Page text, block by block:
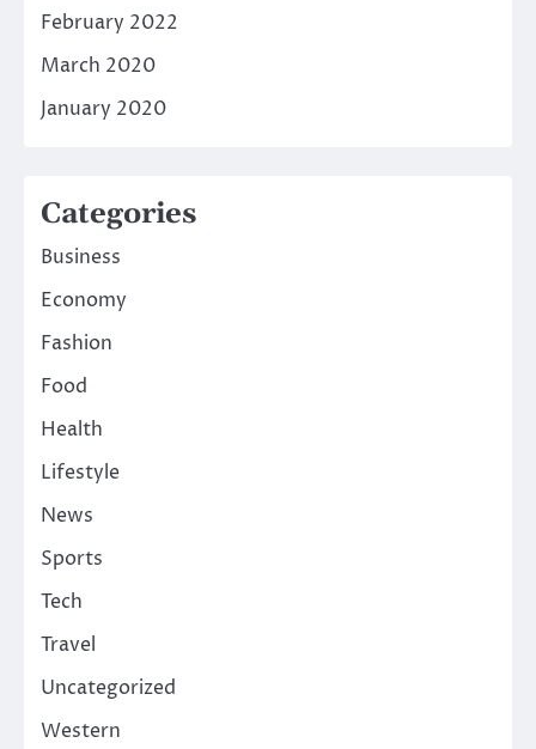
February 2022
March 2020
January 2020
Categories
Business
Economy
Fashion
Food
Health
Lifestyle
News
Sports
Tech
Travel
Uncategorized
Western